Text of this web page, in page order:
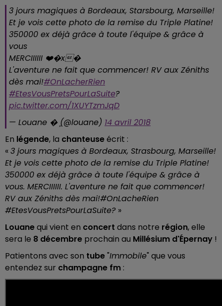
3 jours magiques à Bordeaux, Starsbourg, Marseille!
Et je vois cette photo de la remise du Triple Platine!
350000 ex déjà grâce à toute l'équipe & grâce à
vous
MERCIIIIII ❤️�x�
L'aventure ne fait que commencer! RV aux Zéniths
dès mai!#OnLacherRien
#EtesVousPretsPourLaSuite?
pic.twitter.com/1XUYTzmJqD
— Louane �ܾ (@louane) 14 avril 2018
En légende, la chanteuseécrit :
«3 jours magiques à Bordeaux, Strasbourg, Marseille!
Et je vois cette photo de la remise du Triple Platine!
350000 ex déjà grâce à toute l'équipe & grâce à
vous. MERCIIIIII. L'aventure ne fait que commencer!
RV aux Zéniths dès mai!#OnLacheRien
#EtesVousPretsPourLaSuite? »
Louanequi vient en concert dans notre région, elle
sera le 8 décembre prochain au Millésium d'Épernay !
Patientons avec son tube"Immobile" que vous
entendez sur champagne fm :